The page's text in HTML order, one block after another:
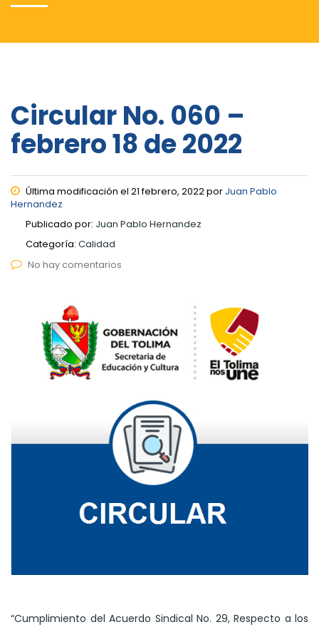
Circular No. 060 –
febrero 18 de 2022
Última modificación el 21 febrero, 2022 por Juan Pablo
Hernandez
Publicado por: Juan Pablo Hernandez
Categoría: Calidad
No hay comentarios
“Cumplimiento del Acuerdo Sindical No. 29, Respecto a los